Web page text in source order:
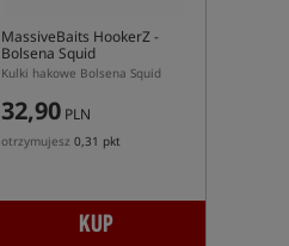
MassiveBaits HookerZ -
Bolsena Squid
Kulki hakowe Bolsena Squid
32,90 PLN
otrzymujesz 0,31 pkt
KUP